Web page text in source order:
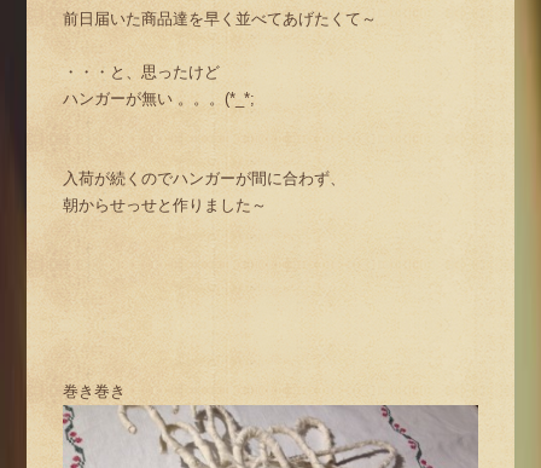
前日届いた商品達を早く並べてあげたくて～
・・・と、思ったけど
ハンガーが無い 。。。(*_*;
入荷が続くのでハンガーが間に合わず、
朝からせっせと作りました～
巻き巻き